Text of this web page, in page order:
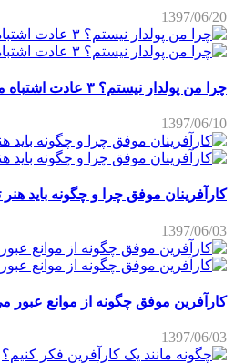
1397/06/20
چرا من پولدار نیستم؟ ۳ عادت اشتباه مانع پولدار شدن
1397/06/10
کارآفرینان موفق چرا و چگونه باید هنر
1397/06/03
کارآفرین موفق چگونه از موانع عبور
1397/06/03